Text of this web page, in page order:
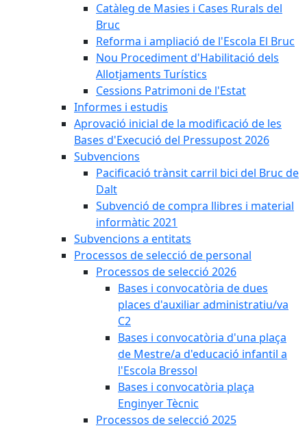
Catàleg de Masies i Cases Rurals del
Bruc
Reforma i ampliació de l'Escola El Bruc
Nou Procediment d'Habilitació dels
Allotjaments Turístics
Cessions Patrimoni de l'Estat
Informes i estudis
Aprovació inicial de la modificació de les
Bases d'Execució del Pressupost 2026
Subvencions
Pacificació trànsit carril bici del Bruc de
Dalt
Subvenció de compra llibres i material
informàtic 2021
Subvencions a entitats
Processos de selecció de personal
Processos de selecció 2026
Bases i convocatòria de dues
places d'auxiliar administratiu/va
C2
Bases i convocatòria d'una plaça
de Mestre/a d'educació infantil a
l'Escola Bressol
Bases i convocatòria plaça
Enginyer Tècnic
Processos de selecció 2025